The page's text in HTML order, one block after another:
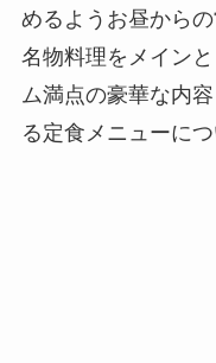
めるようお昼から
名物料理をメイン
ム満点の豪華な内
る定食メニューに